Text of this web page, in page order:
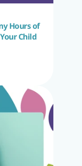
Hours of
Child